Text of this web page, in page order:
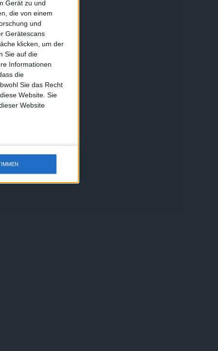
Gerät zu und
die von einem
und
Gerätescans
klicken, um der
Sie auf die
Informationen
die
Sie das Recht
Website. Sie
Website